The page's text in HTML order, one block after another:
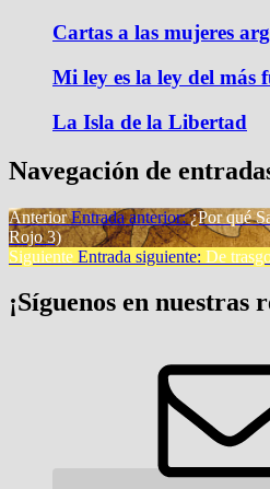
Cartas a las mujeres
Mi ley es la ley del más
La Isla de la Libertad
Navegación de
Anterior Entrada anterior: ¿Por qué
Rojo 3)
Siguiente Entrada siguiente: De
¡Síguenos en nuestras